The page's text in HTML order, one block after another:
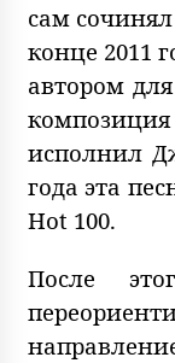
сам
конце 2011
автором
исполнил
года эта
Hot 100.
После